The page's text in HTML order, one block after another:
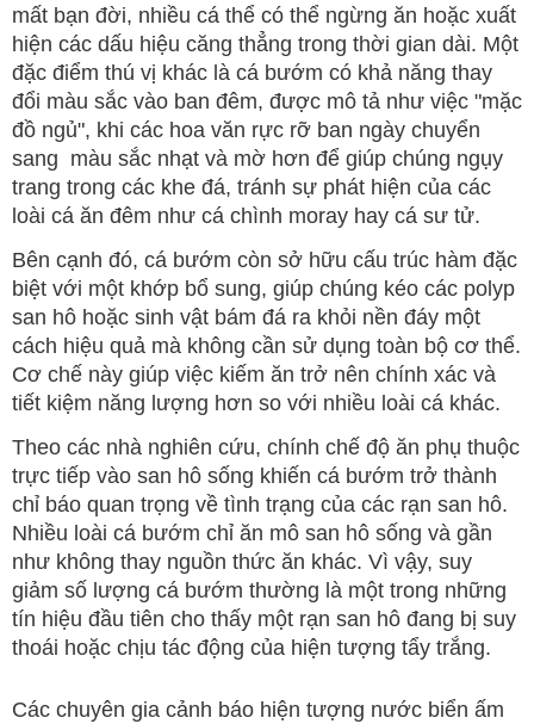
mất bạn đời, nhiều cá thể có thể ngừng ăn hoặc xuất
hiện các dấu hiệu căng thẳng trong thời gian dài. Một
đặc điểm thú vị khác là cá bướm có khả năng thay
đổi màu sắc vào ban đêm, được mô tả như việc "mặc
đồ ngủ", khi các hoa văn rực rỡ ban ngày chuyển
sang màu sắc nhạt và mờ hơn để giúp chúng ngụy
trang trong các khe đá, tránh sự phát hiện của các
loài cá ăn đêm như cá chình moray hay cá sư tử.
Bên cạnh đó, cá bướm còn sở hữu cấu trúc hàm đặc
biệt với một khớp bổ sung, giúp chúng kéo các polyp
san hô hoặc sinh vật bám đá ra khỏi nền đáy một
cách hiệu quả mà không cần sử dụng toàn bộ cơ thể.
Cơ chế này giúp việc kiếm ăn trở nên chính xác và
tiết kiệm năng lượng hơn so với nhiều loài cá khác.
Theo các nhà nghiên cứu, chính chế độ ăn phụ thuộc
trực tiếp vào san hô sống khiến cá bướm trở thành
chỉ báo quan trọng về tình trạng của các rạn san hô.
Nhiều loài cá bướm chỉ ăn mô san hô sống và gần
như không thay nguồn thức ăn khác. Vì vậy, suy
giảm số lượng cá bướm thường là một trong những
tín hiệu đầu tiên cho thấy một rạn san hô đang bị suy
thoái hoặc chịu tác động của hiện tượng tẩy trắng.
Các chuyên gia cảnh báo hiện tượng nước biển ấm